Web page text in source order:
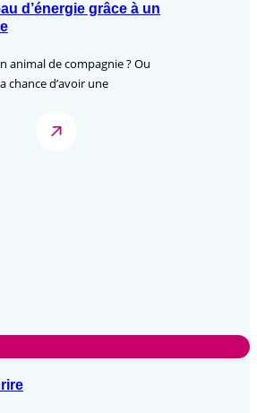
d’énergie grâce à un
animal de compagnie ? Ou
chance d’avoir une